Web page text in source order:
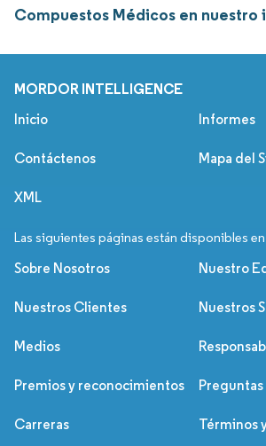
Compuestos Médicos en
MORDOR INTELLIGENCE
Inicio Informes
Contáctenos Mapa del
XML
Las siguientes páginas están disponibles
Sobre Nosotros Nuestro
Nuestros Clientes Nuestros
Medios
Premios y reconocimientos
Carreras Términos